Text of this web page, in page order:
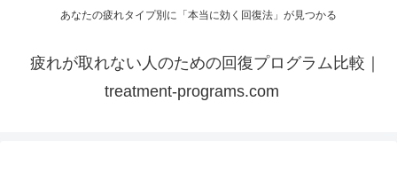
あなたの疲れタイプ別に「本当に効く回復法」が見つかる
疲れが取れない人のための回復プログラム比較｜
treatment-programs.com